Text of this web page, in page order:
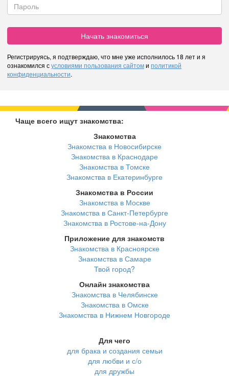
Начать знакомиться
Регистрируясь, я подтверждаю, что мне уже исполнилось 18 лет и я
ознакомился сусловиями пользования сайтоми политикой
конфиденциальности.
Чаще всего ищут знакомства:
Знакомства
Знакомства в Новосибирске
Знакомства в Краснодаре
Знакомства в Томске
Знакомства в Екатеринбурге
Знакомства в России
Знакомства в Москве
Знакомства в Санкт-Петербурге
Знакомства в Ростове-на-Дону
Приложение для знакомств
Знакомства в Красноярске
Знакомства в Самаре
Твой город?
Онлайн знакомства
Знакомства в Челябинске
Знакомства в Омске
Знакомства в Нижнем Новгороде
Для чего
для брака и создания семьи
для любви и с/о
для дружбы